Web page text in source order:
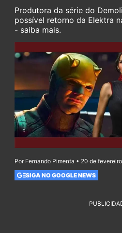
Produtora da série do
possível retorno da Elektra
- saiba mais.
Por Fernando Pimenta • 20 de
SIGA NO GOOGLE NEWS